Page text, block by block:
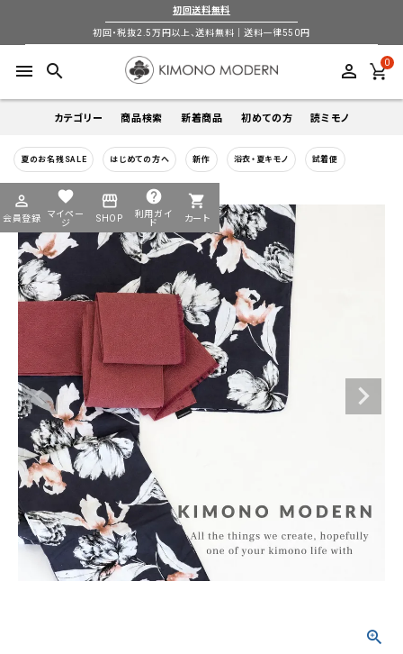
初回送料無料
初回・税抜2.5万円以上、送料無料｜送料一律550円
menu search perm_identity 0
カテゴリー
着物
帯
襦袢
小物
商品検索
キーワードから探す
季節から探す
通年 5-9月 夏季以外通年 春 夏 秋
カテゴリーから探す
着物 帯 羽織 襦袢 小物
タイプから探す
カジュアル ソシアル
商品タイプ
在庫有 アーカイブ商品 セール商品
新着商品 初めての方 読ミモノ
夏のお名残SALE はじめての方へ 新作 浴衣・夏キモノ 試着便
perm_identity
会員登録
favorite
マイペー
ジ
storefront
SHOP
help
利用ガイ
ド
shopping_cart
カート search
login ログイン perm_identity 会員登録
ようこそ ゲスト 様